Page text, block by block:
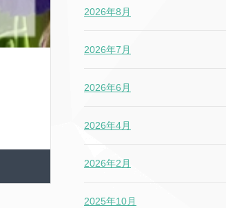
2026年8月
2026年7月
2026年6月
2026年4月
2026年2月
2025年10月